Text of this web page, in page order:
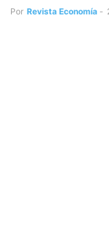
Por Revista Economía -